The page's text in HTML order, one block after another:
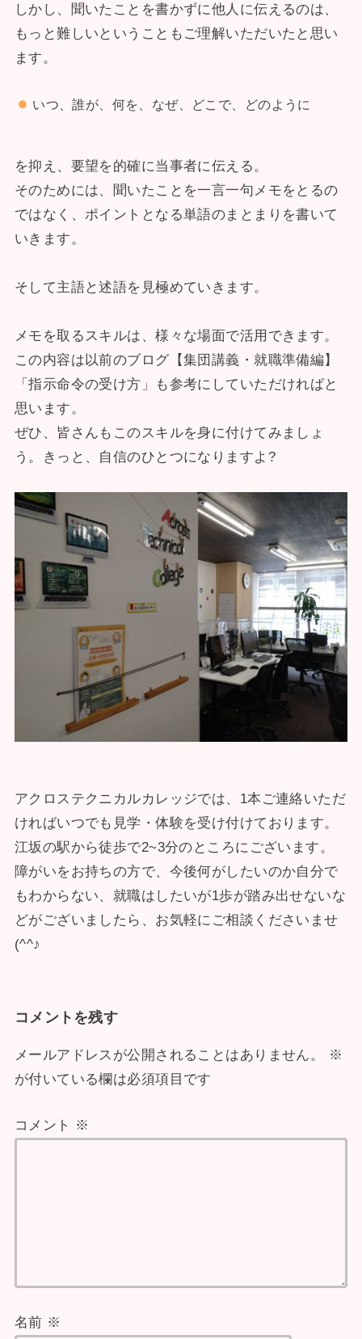
しかし、聞いたことを書かずに他人に伝えるのは、
もっと難しいということもご理解いただいたと思い
ます。
いつ、誰が、何を、なぜ、どこで、どのように
を抑え、要望を的確に当事者に伝える。
そのためには、聞いたことを一言一句メモをとるの
ではなく、ポイントとなる単語のまとまりを書いて
いきます。
そして主語と述語を見極めていきます。
メモを取るスキルは、様々な場面で活用できます。
この内容は以前のブログ【集団講義・就職準備編】
「指示命令の受け方」も参考にしていただければと
思います。
ぜひ、皆さんもこのスキルを身に付けてみましょ
う。きっと、自信のひとつになりますよ?
アクロステクニカルカレッジでは、1本ご連絡いただ
ければいつでも見学・体験を受け付けております。
江坂の駅から徒歩で2~3分のところにございます。
障がいをお持ちの方で、今後何がしたいのか自分で
もわからない、就職はしたいが1歩が踏み出せないな
どがございましたら、お気軽にご相談くださいませ
(^^♪
コメントを残す
メールアドレスが公開されることはありません。
※
が付いている欄は必須項目です
コメント ※
名前 ※